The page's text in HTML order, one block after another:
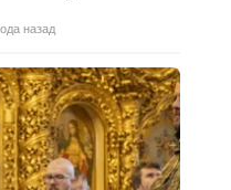
назад